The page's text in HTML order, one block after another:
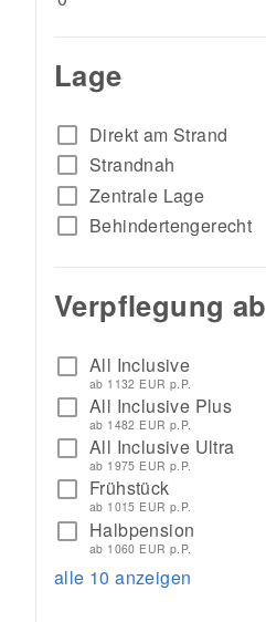
Lage
check_box_outline_blank Direkt am Strand
check_box_outline_blank Strandnah
check_box_outline_blank Zentrale Lage
check_box_outline_blank Behindertengerecht
Verpflegung ab
check_box_outline_blank All Inclusive
ab 1132 EUR p.P.
check_box_outline_blank All Inclusive Plus
ab 1482 EUR p.P.
check_box_outline_blank All Inclusive Ultra
ab 1975 EUR p.P.
check_box_outline_blank Frühstück
ab 1015 EUR p.P.
check_box_outline_blank Halbpension
ab 1060 EUR p.P.
alle 10 anzeigen